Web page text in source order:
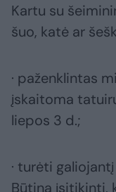
Kartu su
šuo, katė ar
· paženklintas
įskaitoma
liepos 3 d.;
· turėti
Būtina įsitikinti,